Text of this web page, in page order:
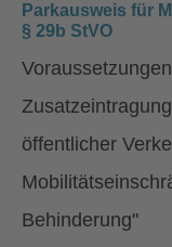
Parkausweis für
§ 29b StVO
öffentlicher
Behinderung"